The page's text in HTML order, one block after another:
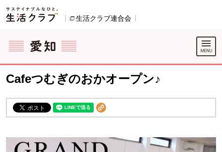
ページの先頭です。
生活クラブ連合会
Cafeつむぎのおかオープン♪